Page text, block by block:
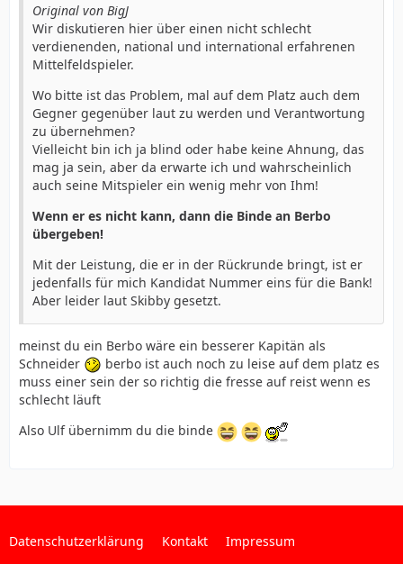
Original von BigJ
Wir diskutieren hier über einen nicht schlecht
verdienenden, national und international erfahrenen
Mittelfeldspieler.
Wo bitte ist das Problem, mal auf dem Platz auch dem
Gegner gegenüber laut zu werden und Verantwortung
zu übernehmen?
Vielleicht bin ich ja blind oder habe keine Ahnung, das
mag ja sein, aber da erwarte ich und wahrscheinlich
auch seine Mitspieler ein wenig mehr von Ihm!
Wenn er es nicht kann, dann die Binde an Berbo
übergeben!
Mit der Leistung, die er in der Rückrunde bringt, ist er
jedenfalls für mich Kandidat Nummer eins für die Bank!
Aber leider laut Skibby gesetzt.
meinst du ein Berbo wäre ein besserer Kapitän als
Schneider
berbo ist auch noch zu leise auf dem platz es
muss einer sein der so richtig die fresse auf reist wenn es
schlecht läuft
Also Ulf übernimm du die binde
Datenschutzerklärung Kontakt Impressum